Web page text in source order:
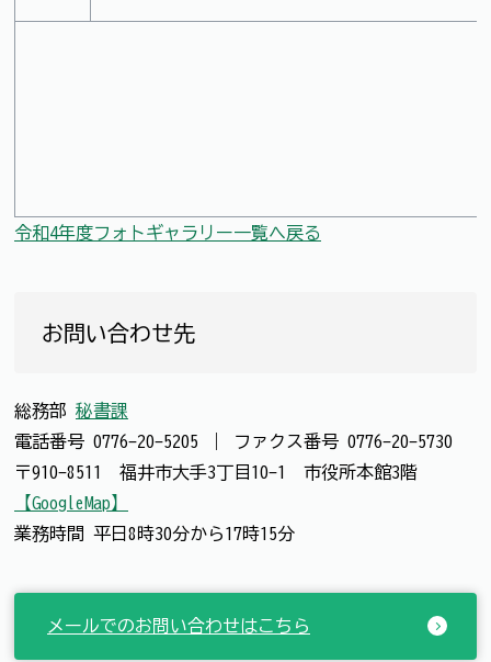
令和4年度フォトギャラリー一覧へ戻る
お問い合わせ先
総務部 秘書課
電話番号 0776-20-5205 ファクス番号 0776-20-5730
〒910-8511 福井市大手3丁目10-1 市役所本館3階
【GoogleMap】
業務時間 平日8時30分から17時15分
メールでのお問い合わせはこちら